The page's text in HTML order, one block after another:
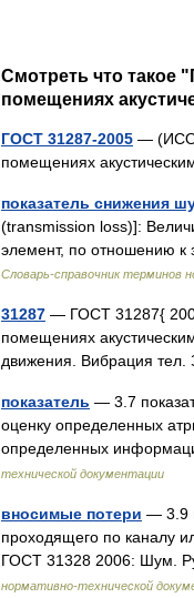
Смотреть что такое
помещениях
ГОСТ 31287-2005 — (ИСО
помещениях
показатель снижения
(transmission loss)]:
элемент, по отношению
Словарь-справочник терминов
31287 — ГОСТ 31287{
помещениях
движения. Вибрация
показатель — 3.7
оценку определенных
определенных
технической документации
вносимые потери — 3.9
проходящего по каналу
ГОСТ 31328 2006: Шум.
нормативно-технической